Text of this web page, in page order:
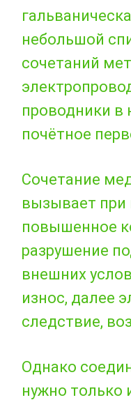
небольшой
сочетаний
проводники
почётное
Сочетание
вызывает при
повышенное
разрушение
внешних
износ, далее
следствие,
Однако
нужно только